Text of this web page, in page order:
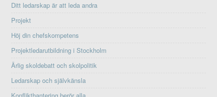
Ditt ledarskap är att leda andra
Projekt
Höj din chefskompetens
Projektledarutbildning i Stockholm
Ärlig skoldebatt och skolpolitik
Ledarskap och självkänsla